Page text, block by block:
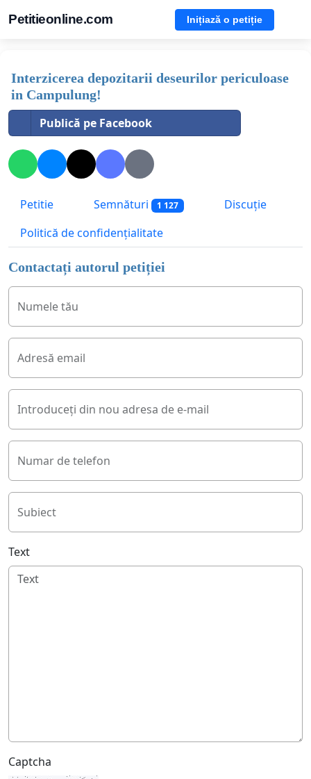
Petitieonline.com Inițiază o petiție
Interzicerea depozitarii deseurilor periculoase
in Campulung!
Publică pe Facebook
Petitie Semnături 1 127
Discuție
Politică de confidențialitate
Contactați autorul petiției
Numele tău
Adresă email
Introduceți din nou adresa de e-mail
Numar de telefon
Subiect
Text
Captcha